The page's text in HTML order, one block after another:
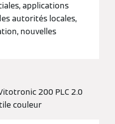
applications
autorités locales,
nouvelles
200 PLC 2.0
couleur